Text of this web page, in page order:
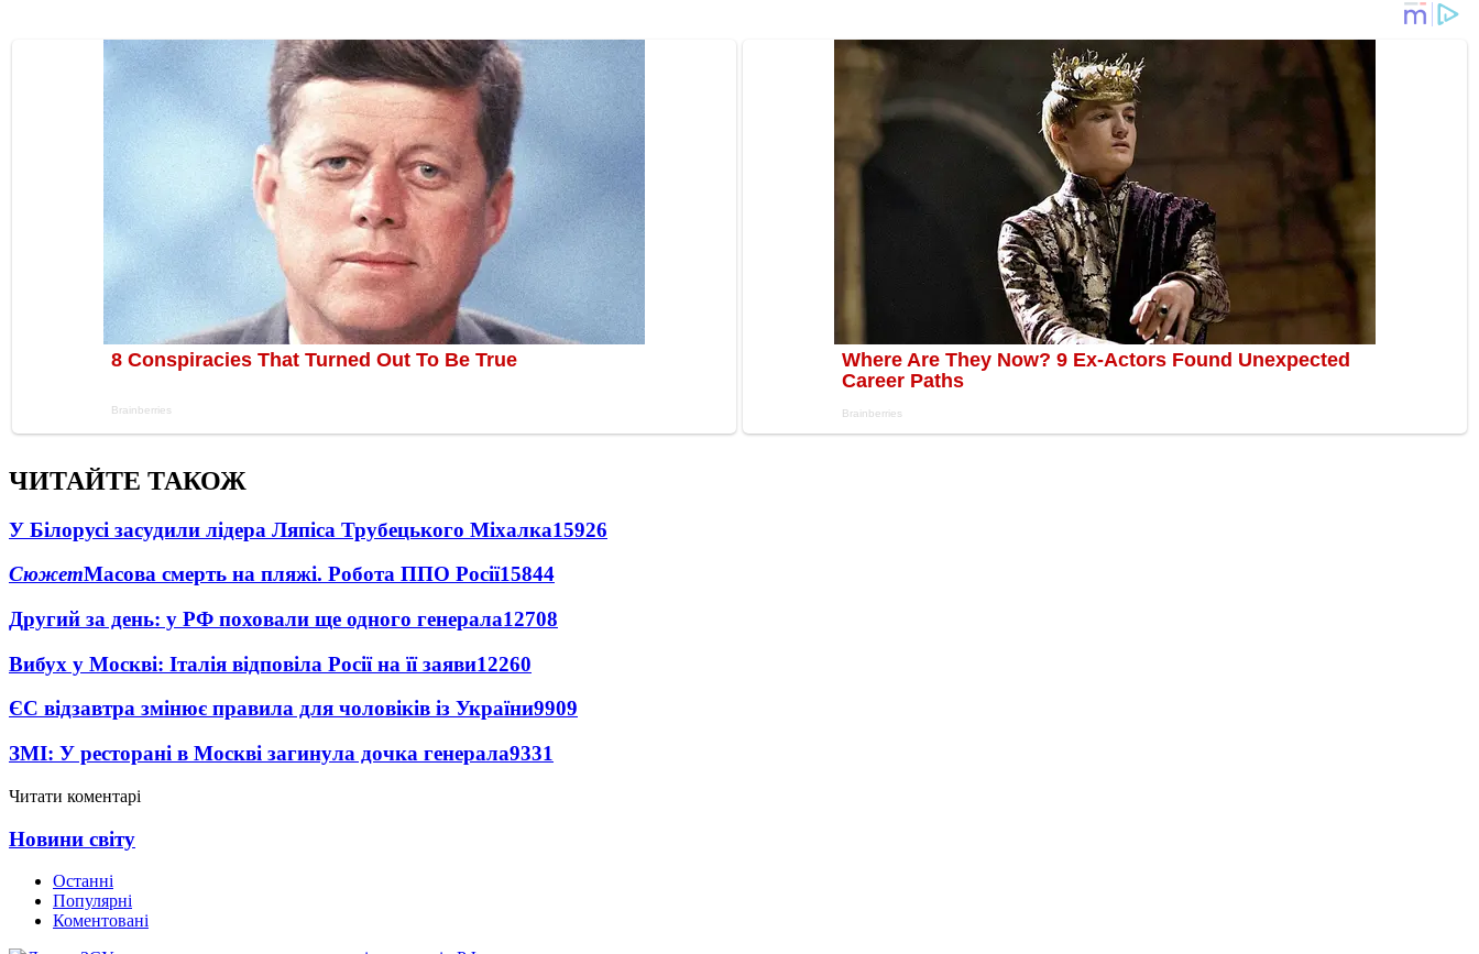
ЧИТАЙТЕ ТАКОЖ
У Білорусі засудили лідера Ляпіса Трубецького Міхалка15926
СюжетМасова смерть на пляжі. Робота ППО Росії15844
Другий за день: у РФ поховали ще одного генерала12708
Вибух у Москві: Італія відповіла Росії на її заяви12260
ЄС відзавтра змінює правила для чоловіків із України9909
ЗМІ: У ресторані в Москві загинула дочка генерала9331
Читати коментарі
Новини світу
Останні
Популярні
Коментовані